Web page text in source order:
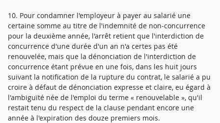
10. Pour condamner l'employeur à payer au salarié une
certaine somme au titre de l'indemnité de non-concurrence
pour la deuxième année, l'arrêt retient que l'interdiction de
concurrence d'une durée d'un an n'a certes pas été
renouvelée, mais que la dénonciation de l'interdiction de
concurrence étant prévue en une fois, dans les huit jours
suivant la notification de la rupture du contrat, le salarié a pu
croire à défaut de dénonciation expresse et claire, eu égard à
l'ambiguïté née de l'emploi du terme « renouvelable », qu'il
restait tenu du respect de la clause pendant encore une
année à l'expiration des douze premiers mois.